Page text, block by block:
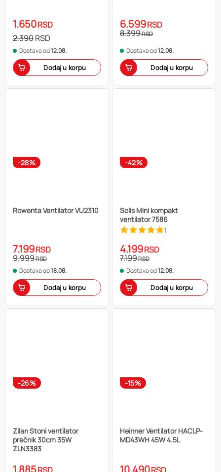
1.650RSD
2.390RSD
Dostava od12.08.
Dodaj u korpu
6.599RSD
8.399RSD
Dostava od12.08.
Dodaj u korpu
-28%
Rowenta Ventilator VU2310
7.199RSD
9.999RSD
Dostava od18.08.
Dodaj u korpu
-42%
Solis Mini kompakt
ventilator 7586
1
4.199RSD
7.199RSD
Dostava od12.08.
Dodaj u korpu
-26%
Zilan Stoni ventilator
prečnik 30cm 35W
ZLN3383
1.885
-15%
Heinner Ventilator HACLP-
MD43WH 45W 4.5L
10.490